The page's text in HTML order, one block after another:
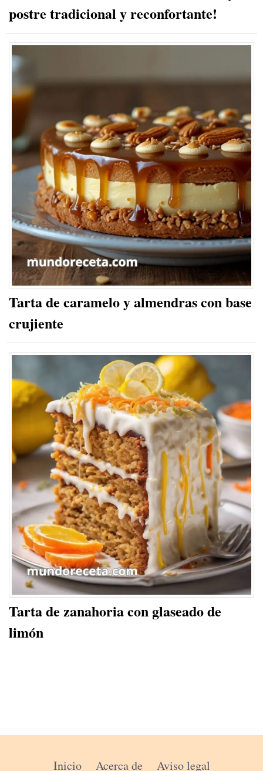
postre tradicional y reconfortante!
Tarta de caramelo y almendras con base
crujiente
Tarta de zanahoria con glaseado de
limón
Inicio Acerca de Aviso legal